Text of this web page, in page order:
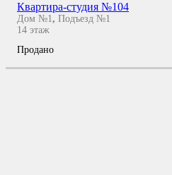
Квартира-студия №104
Дом №1, Подъезд №1
14 этаж
Продано